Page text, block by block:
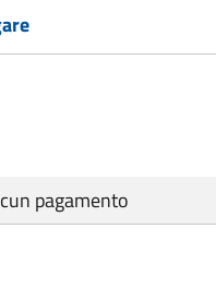
pagamento